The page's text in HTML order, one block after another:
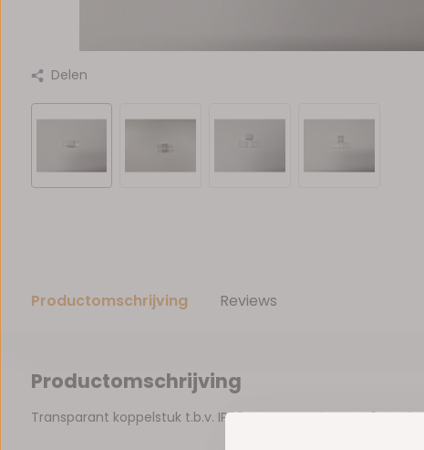
Delen
Productomschrijving Reviews
Productomschrijving
Transparant koppelstuk t.b.v. IP68 COB LED strips van 8mm